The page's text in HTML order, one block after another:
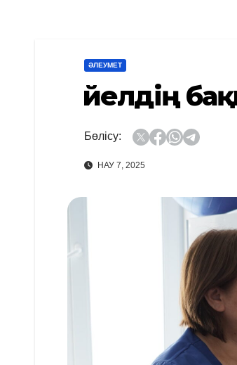
ӘЛЕУМЕТ
Әйелдің
Бөлісу:
НАУ 7, 2025